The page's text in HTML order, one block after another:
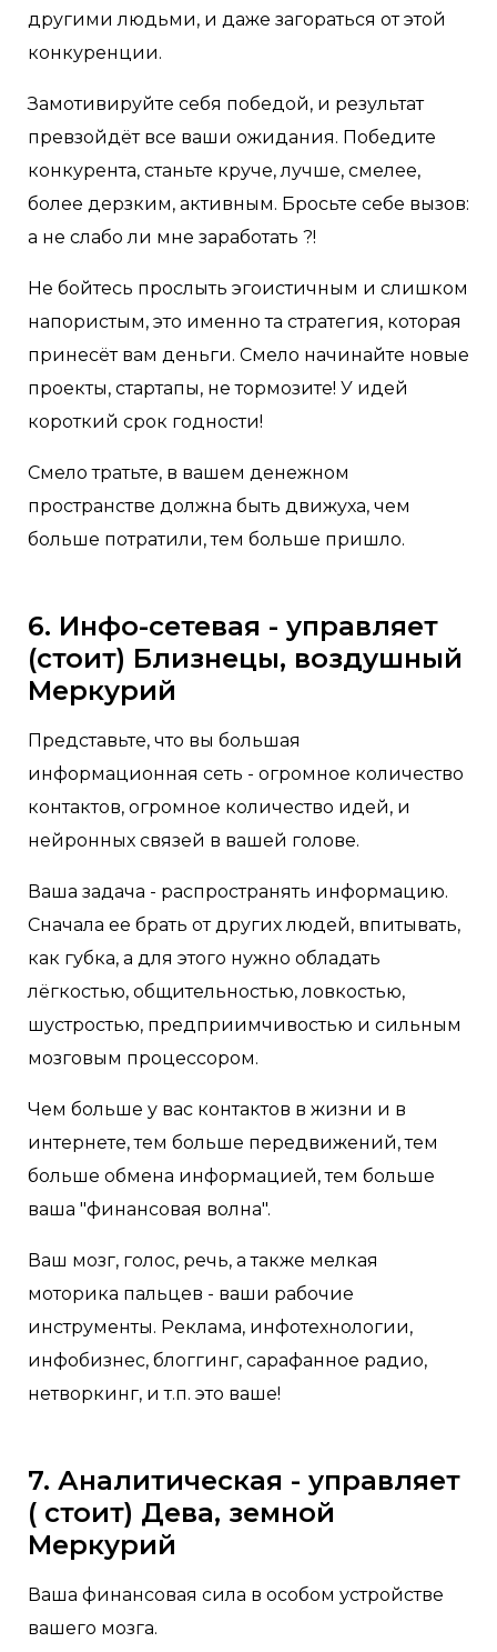
другими людьми, и даже загораться от этой
конкуренции.
Замотивируйте себя победой, и результат
превзойдёт все ваши ожидания. Победите
конкурента, станьте круче, лучше, смелее,
более дерзким, активным. Бросьте себе вызов:
а не слабо ли мне заработать ?!
Не бойтесь прослыть эгоистичным и слишком
напористым, это именно та стратегия, которая
принесёт вам деньги. Смело начинайте новые
проекты, стартапы, не тормозите! У идей
короткий срок годности!
Смело тратьте, в вашем денежном
пространстве должна быть движуха, чем
больше потратили, тем больше пришло.
6. Инфо-сетевая - управляет
(стоит) Близнецы, воздушный
Меркурий
Представьте, что вы большая
информационная сеть - огромное количество
контактов, огромное количество идей, и
нейронных связей в вашей голове.
Ваша задача - распространять информацию.
Сначала ее брать от других людей, впитывать,
как губка, а для этого нужно обладать
лёгкостью, общительностью, ловкостью,
шустростью, предприимчивостью и сильным
мозговым процессором.
Чем больше у вас контактов в жизни и в
интернете, тем больше передвижений, тем
больше обмена информацией, тем больше
ваша "финансовая волна".
Ваш мозг, голос, речь, а также мелкая
моторика пальцев - ваши рабочие
инструменты. Реклама, инфотехнологии,
инфобизнес, блоггинг, сарафанное радио,
нетворкинг, и т.п. это ваше!
7. Аналитическая - управляет
( стоит) Дева, земной
Меркурий
Ваша финансовая сила в особом устройстве
вашего мозга.